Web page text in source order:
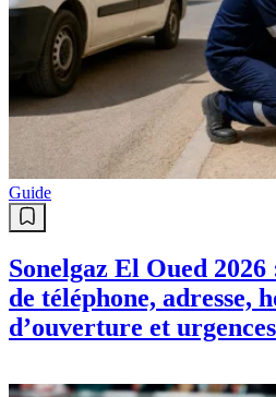
Guide
Sonelgaz El Oued
de téléphone, adresse,
d’ouverture et